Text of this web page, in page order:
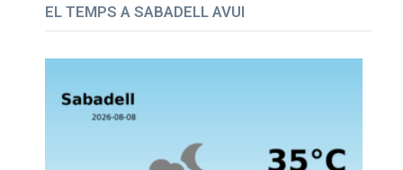
EL TEMPS A SABADELL AVUI